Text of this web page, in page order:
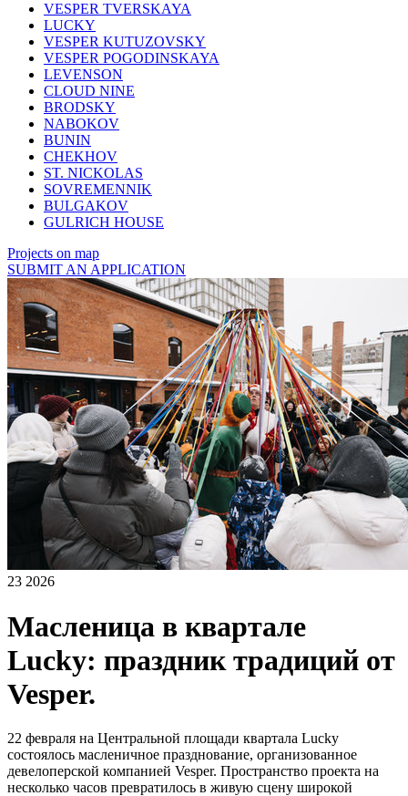
VESPER TVERSKAYA
LUCKY
VESPER KUTUZOVSKY
VESPER POGODINSKAYA
LEVENSON
CLOUD NINE
BRODSKY
NABOKOV
BUNIN
CHEKHOV
ST. NICKOLAS
SOVREMENNIK
BULGAKOV
GULRICH HOUSE
Projects on map
SUBMIT AN APPLICATION
23 2026
Масленица в квартале
Lucky: праздник традиций от
Vesper.
22 февраля на Центральной площади квартала Lucky
состоялось масленичное празднование, организованное
девелоперской компанией Vesper. Пространство проекта на
несколько часов превратилось в живую сцену широкой